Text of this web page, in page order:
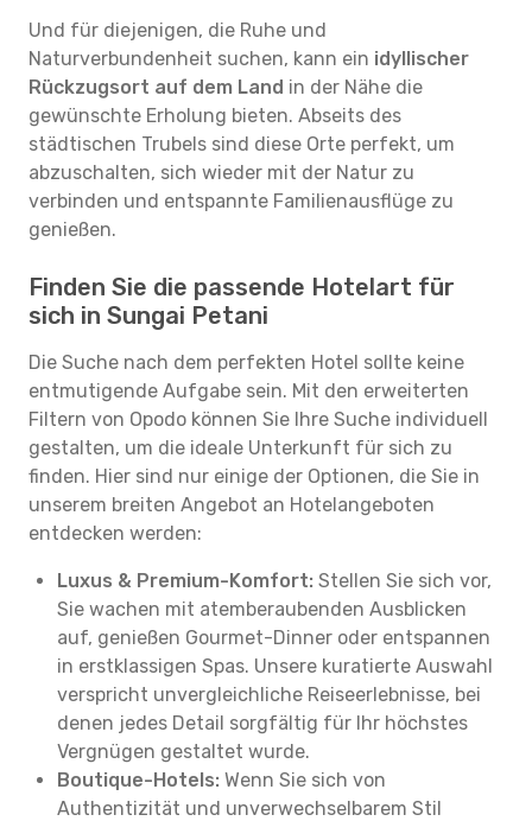
Und für diejenigen, die Ruhe und
Naturverbundenheit suchen, kann ein idyllischer
Rückzugsort auf dem Land in der Nähe die
gewünschte Erholung bieten. Abseits des
städtischen Trubels sind diese Orte perfekt, um
abzuschalten, sich wieder mit der Natur zu
verbinden und entspannte Familienausflüge zu
genießen.
Finden Sie die passende Hotelart für
sich in Sungai Petani
Die Suche nach dem perfekten Hotel sollte keine
entmutigende Aufgabe sein. Mit den erweiterten
Filtern von Opodo können Sie Ihre Suche individuell
gestalten, um die ideale Unterkunft für sich zu
finden. Hier sind nur einige der Optionen, die Sie in
unserem breiten Angebot an Hotelangeboten
entdecken werden:
Luxus & Premium-Komfort: Stellen Sie sich vor,
Sie wachen mit atemberaubenden Ausblicken
auf, genießen Gourmet-Dinner oder entspannen
in erstklassigen Spas. Unsere kuratierte Auswahl
verspricht unvergleichliche Reiseerlebnisse, bei
denen jedes Detail sorgfältig für Ihr höchstes
Vergnügen gestaltet wurde.
Boutique-Hotels: Wenn Sie sich von
Authentizität und unverwechselbarem Stil